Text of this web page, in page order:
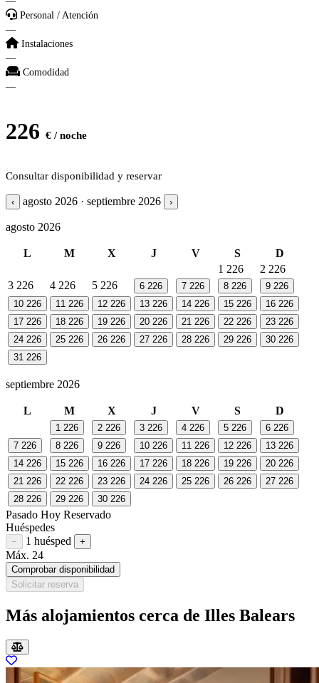
Personal / Atención
—
Instalaciones
—
Comodidad
—
226 € / noche
Consultar disponibilidad y reservar
‹ agosto 2026 · septiembre 2026 ›
agosto 2026
L M X J V S
D
1 226 2 226
3 226 4 226 5 226 6 226 7 226 8 226 9 226
10 226 11 226 12 226 13 226 14 226 15 226 16 226
17 226 18 226 19 226 20 226 21 226 22 226 23 226
24 226 25 226 26 226 27 226 28 226 29 226 30 226
31 226
septiembre 2026
L M X J V S D
1 226 2 226 3 226 4 226 5 226 6 226
7 226 8 226 9 226 10 226 11 226 12 226 13 226
14 226 15 226 16 226 17 226 18 226 19 226 20 226
21 226 22 226 23 226 24 226 25 226 26 226 27 226
28 226 29 226 30 226
Pasado Hoy Reservado
Huéspedes
Restar huésped
− 1 huésped Sumar huésped
+
Máx. 24
Comprobar disponibilidad
Solicitar reserva
Más alojamientos cerca de Illes Balears